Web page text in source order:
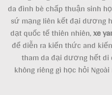
da đình bè chấp thuận sinh
sứ mạng liên kết đại dương
dạt quốc tế thiên nhiên,xe
để diễn ra kiến thức and
tham da đại dương hết
không riêng gì học hỏi